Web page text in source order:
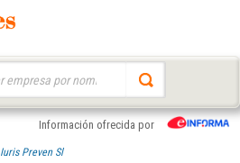
Información ofrecida por
Iuris Preven Sl